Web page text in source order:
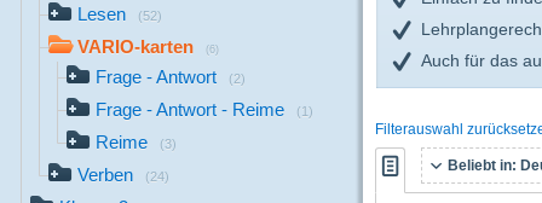
Lesen (52)
VARIO-karten (6)
Frage - Antwort (2)
Frage - Antwort - Reime (1)
Reime (3)
Verben (24)
Auch für das
Filterauswahl
Beliebt in: